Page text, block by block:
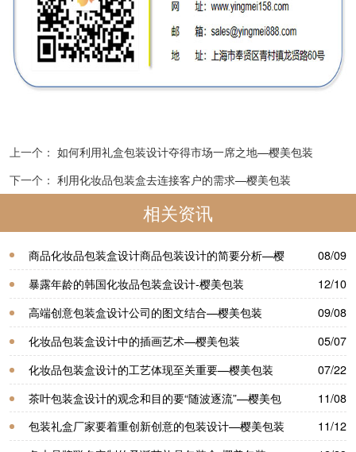
上一个： 如何利用礼盒包装设计夺得市场一席之地—樱美包装
下一个： 利用化妆品包装盒去连接客户的需求—樱美包装
相关资讯
商品化妆品包装盒设计商品包装设计的简要分析—樱
美包装
08/09
暴露年龄的韩国化妆品包装盒设计-樱美包装
12/10
高端创意包装盒设计公司的图文结合—樱美包装
09/08
化妆品包装盒设计中的插画艺术—樱美包装
05/07
化妆品包装盒设计的工艺体现至关重要—樱美包装
07/22
茶叶包装盒设计的观念和目的要“随波逐流”—樱美包
装
11/08
包装礼盒厂家要着重创新创意的包装设计—樱美包装
11/12